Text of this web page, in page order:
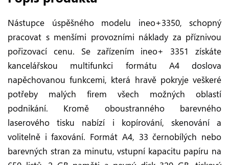
Nástupce úspěšného modelu ineo+3350, schopný
pracovat s menšími provozními náklady za příznivou
pořizovací cenu. Se zařízením ineo+ 3351 získáte
kancelářskou multifunkci formátu A4 doslova
napěchovanou funkcemi, která hravě pokryje veškeré
potřeby malých firem všech možných oblastí
podnikání. Kromě oboustranného barevného
laserového tisku nabízí i kopírování, skenování a
volitelně i faxování. Formát A4, 33 černobílých nebo
barevných stran za minutu, vstupní kapacitu papíru na